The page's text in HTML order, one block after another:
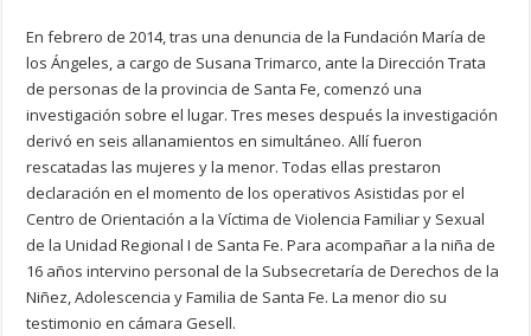
En febrero de 2014, tras una denuncia de la Fundación María de
los Ángeles, a cargo de Susana Trimarco, ante la Dirección Trata
de personas de la provincia de Santa Fe, comenzó una
investigación sobre el lugar. Tres meses después la investigación
derivó en seis allanamientos en simultáneo. Allí fueron
rescatadas las mujeres y la menor. Todas ellas prestaron
declaración en el momento de los operativos Asistidas por el
Centro de Orientación a la Víctima de Violencia Familiar y Sexual
de la Unidad Regional I de Santa Fe. Para acompañar a la niña de
16 años intervino personal de la Subsecretaría de Derechos de la
Niñez, Adolescencia y Familia de Santa Fe. La menor dio su
testimonio en cámara Gesell.